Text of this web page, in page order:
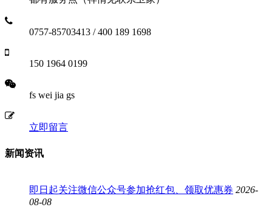
0757-85703413 / 400 189 1698
150 1964 0199
fs wei jia gs
立即留言
新闻资讯
即日起关注微信公众号参加抢红包、领取优惠券 2026-
08-08